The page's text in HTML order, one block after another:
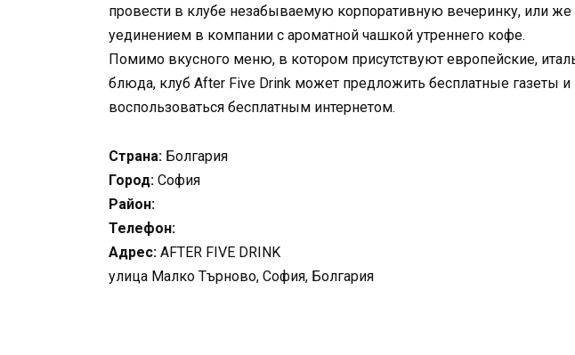
провести в клубе незабываемую корпоративную вечеринку, или же
уединением в компании с ароматной чашкой утреннего кофе.
Помимо вкусного меню, в котором присутствуют европейские,
блюда, клуб After Five Drink может предложить бесплатные газеты
воспользоваться бесплатным интернетом.
Страна: Болгария
Город: София
Район:
Телефон:
Адрес: AFTER FIVE DRINK
улица Малко Търново, София, Болгария